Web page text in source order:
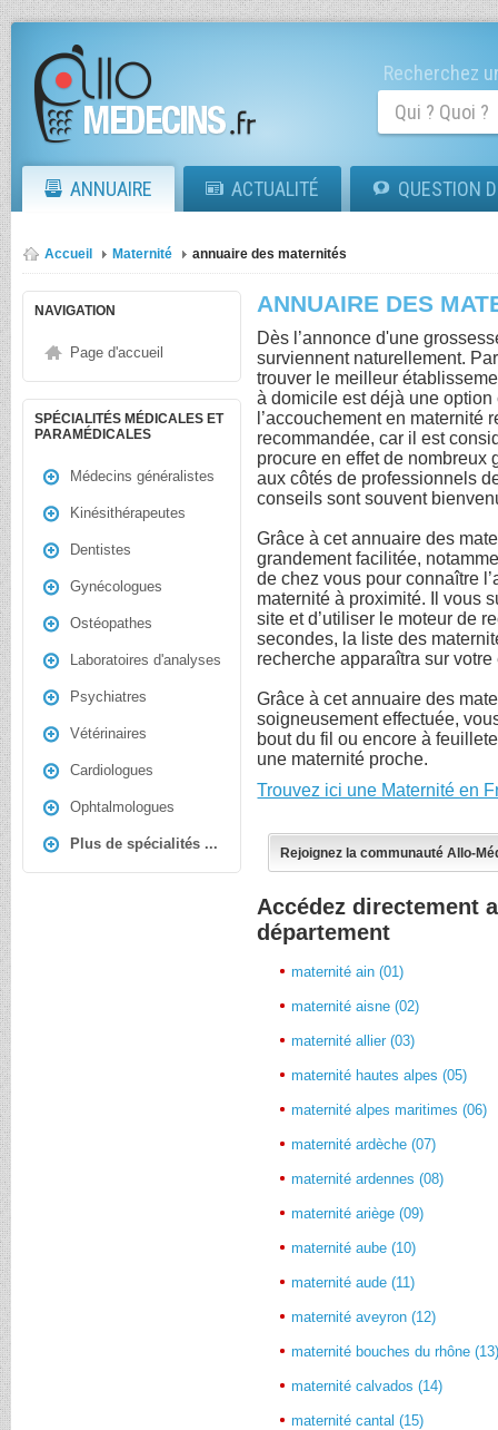
Recherchez
ANNUAIRE ACTUALITÉ QUESTION
Accueil Maternité annuaire des maternités
NAVIGATION
Page d'accueil
SPÉCIALITÉS MÉDICALES ET
PARAMÉDICALES
Médecins généralistes
Kinésithérapeutes
Dentistes
Gynécologues
Ostéopathes
Laboratoires d'analyses
Psychiatres
Vétérinaires
Cardiologues
Ophtalmologues
Plus de spécialités ...
ANNUAIRE DES
Dès l’annonce d'une
surviennent naturellement.
trouver le meilleur
à domicile est déjà une
l’accouchement en
recommandée, car il est
procure en effet de
aux côtés de professionnels
conseils sont souvent
Grâce à cet annuaire des
grandement facilitée,
de chez vous pour connaître
maternité à proximité. Il vous
site et d’utiliser le moteur de
secondes, la liste des
recherche apparaîtra sur votre
Grâce à cet annuaire des
soigneusement effectuée,
bout du fil ou encore à
une maternité proche.
Trouvez ici une Maternité en
Rejoignez la communauté Allo-
Accédez directement
département
maternité ain (01)
maternité aisne (02)
maternité allier (03)
maternité hautes alpes (05)
maternité alpes maritimes (06)
maternité ardèche (07)
maternité ardennes (08)
maternité ariège (09)
maternité aube (10)
maternité aude (11)
maternité aveyron (12)
maternité bouches du rhône
maternité calvados (14)
maternité cantal (15)